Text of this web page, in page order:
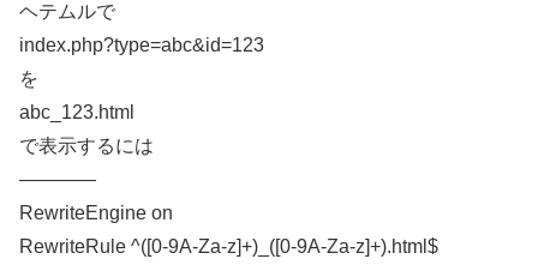
ヘテムルで
index.php?type=abc&id=123
を
abc_123.html
で表示するには
————
RewriteEngine on
RewriteRule ^([0-9A-Za-z]+)_([0-9A-Za-z]+).html$